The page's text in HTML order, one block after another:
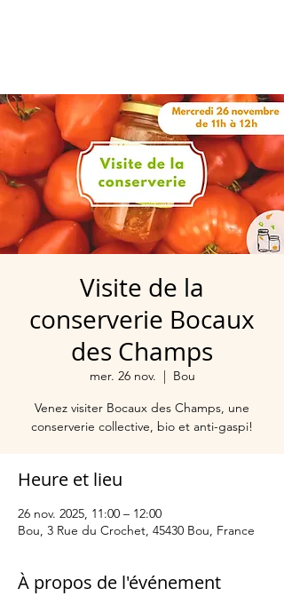
Visite de la
conserverie Bocaux
des Champs
mer. 26 nov.
  |
Bou
Venez visiter Bocaux des Champs, une
conserverie collective, bio et anti-gaspi!
Heure et lieu
26 nov. 2025, 11:00 – 12:00
Bou, 3 Rue du Crochet, 45430 Bou, France
À propos de l'événement